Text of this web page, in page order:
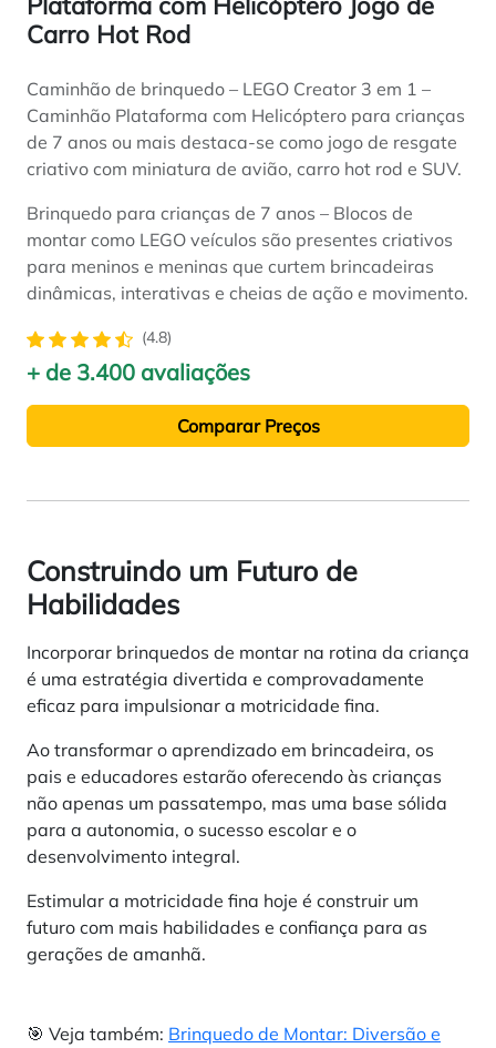
Carro Hot Rod
Caminhão de brinquedo – LEGO Creator 3 em 1 –
Caminhão Plataforma com Helicóptero para crianças
de 7 anos ou mais destaca-se como jogo de resgate
criativo com miniatura de avião, carro hot rod e SUV.
Brinquedo para crianças de 7 anos – Blocos de
montar como LEGO veículos são presentes criativos
para meninos e meninas que curtem brincadeiras
dinâmicas, interativas e cheias de ação e movimento.
(4.8)
+ de 3.400 avaliações
Comparar Preços
Construindo um Futuro de
Habilidades
Incorporar brinquedos de montar na rotina da criança
é uma estratégia divertida e comprovadamente
eficaz para impulsionar a motricidade fina.
Ao transformar o aprendizado em brincadeira, os
pais e educadores estarão oferecendo às crianças
não apenas um passatempo, mas uma base sólida
para a autonomia, o sucesso escolar e o
desenvolvimento integral.
Estimular a motricidade fina hoje é construir um
futuro com mais habilidades e confiança para as
gerações de amanhã.
🎯 Veja também: Brinquedo de Montar: Diversão e